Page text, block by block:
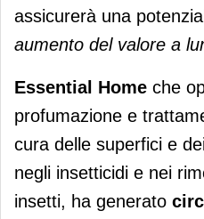
assicurerà una
aumento del valore a
Essential Home che
profumazione e
cura delle superfici e
negli insetticidi e nei
insetti, ha generato